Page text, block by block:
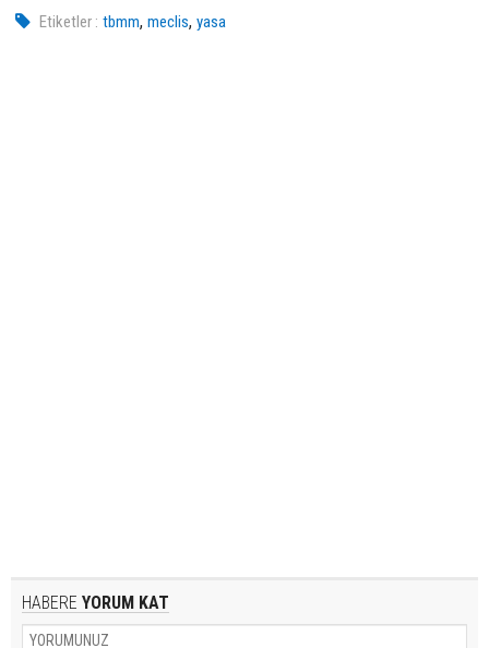
Etiketler : tbmm,meclis,yasa
HABERE YORUM KAT